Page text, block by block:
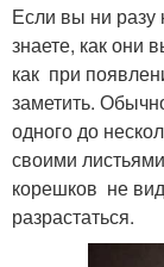
Если вы ни разу
знаете, как они
как при
заметить.
одного до
своими
корешков не
разрастаться.